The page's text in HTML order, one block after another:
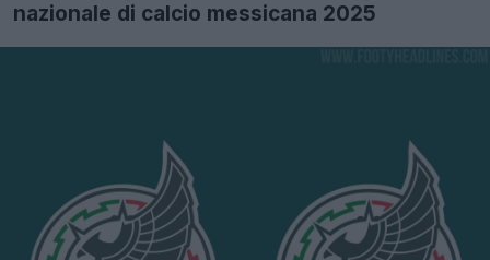
nazionale di calcio messicana 2025